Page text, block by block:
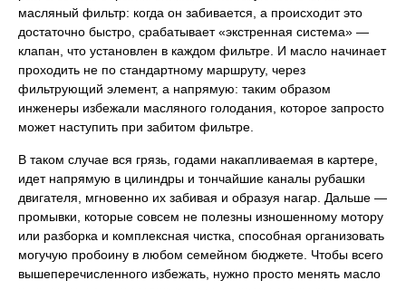
масляный фильтр: когда он забивается, а происходит это
достаточно быстро, срабатывает «экстренная система» —
клапан, что установлен в каждом фильтре. И масло начинает
проходить не по стандартному маршруту, через
фильтрующий элемент, а напрямую: таким образом
инженеры избежали масляного голодания, которое запросто
может наступить при забитом фильтре.
В таком случае вся грязь, годами накапливаемая в картере,
идет напрямую в цилиндры и тончайшие каналы рубашки
двигателя, мгновенно их забивая и образуя нагар. Дальше —
промывки, которые совсем не полезны изношенному мотору
или разборка и комплексная чистка, способная организовать
могучую пробоину в любом семейном бюджете. Чтобы всего
вышеперечисленного избежать, нужно просто менять масло